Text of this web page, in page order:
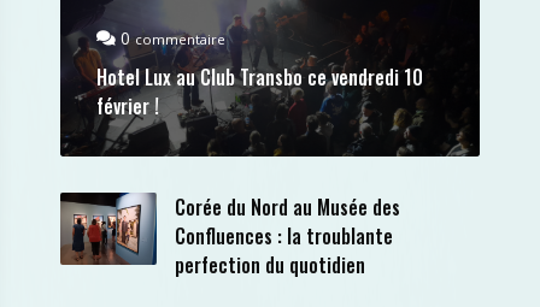
0 commentaire
Hotel Lux au Club Transbo ce vendredi 10
février !
Corée du Nord au Musée des
Confluences : la troublante
perfection du quotidien